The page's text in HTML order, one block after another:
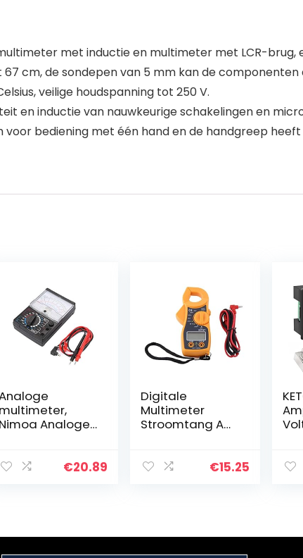
met inductie en multimeter met LCR-brug,
cm, de sondepen van 5 mm kan de
veilige houdspanning tot 250 V.
en inductie van nauwkeurige schakelingen en
bediening met één hand en de handgreep
multimeter,
Nimoa Analoge
Multitester AC
€20.89
Digitale
Multimeter
Stroomtang AC
Stroomtang€15.25